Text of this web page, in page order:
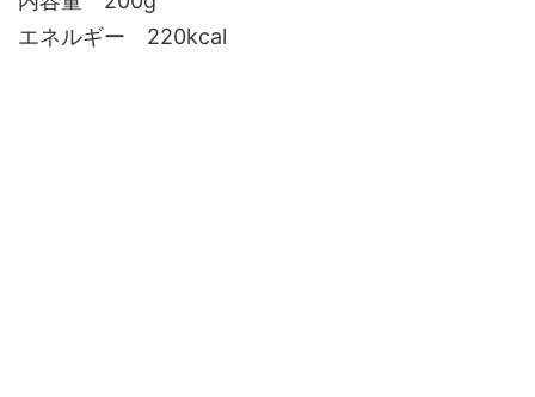
エネルギー 220kcal